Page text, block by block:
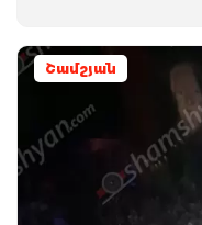
Շամշյան